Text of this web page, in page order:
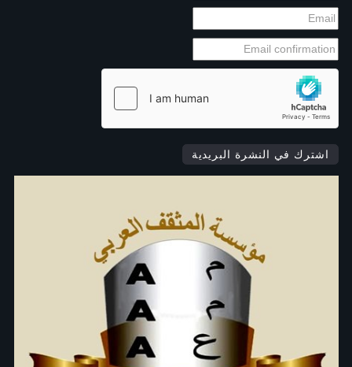
اشترك في النشرة البريدية